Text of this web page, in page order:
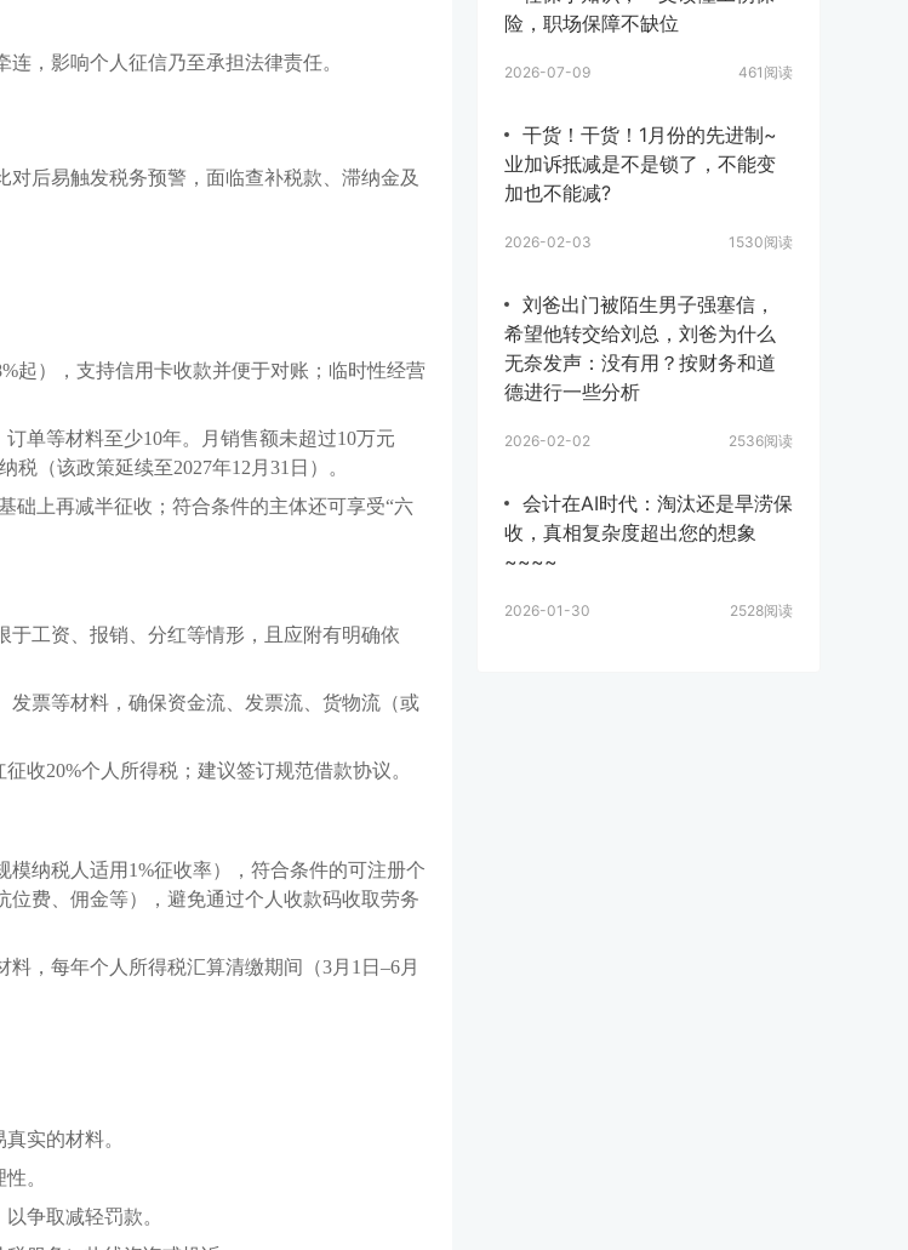
，影响个人征信乃至承担法律责任。
后易触发税务预警，面临查补税款、滞纳金及
起），支持信用卡收款并便于对账；临时性经营
订单等材料至少10年。月销售额未超过10万元
（该政策延续至2027年12月31日）。
础上再减半征收；符合条件的主体还可享受“六
工资、报销、分红等情形，且应附有明确依
票等材料，确保资金流、发票流、货物流（或
征收20%个人所得税；建议签订规范借款协议。
模纳税人适用 1%征收率），符合条件的可注册个
费、佣金等），避免通过个人收款码收取劳务
料，每年个人所得税汇算清缴期间（3月1日–6月
实的材料。
。
争取减轻罚款。
险，职场保障不缺位
2026-07-09 461阅读
干货！干货！1月份的先进制~
业加诉抵减是不是锁了，不能变
加也不能减?
2026-02-03 1530阅读
刘爸出门被陌生男子强塞信，
希望他转交给刘总，刘爸为什么
无奈发声：没有用？按财务和道
德进行一些分析
2026-02-02 2536阅读
会计在AI时代：淘汰还是旱涝保
收，真相复杂度超出您的想象
~~~~
2026-01-30 2528阅读